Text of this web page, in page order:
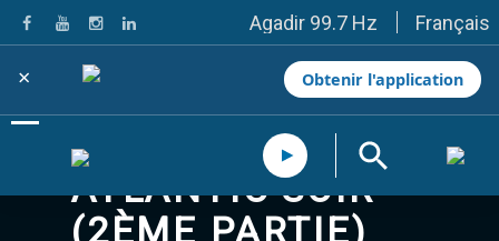
Agadir 99.7 Hz
Tanger 103.3 Hz
Tétouan 87.8 Hz
Fès 98.8 Hz
Meknès 97.2 Hz
El Jadida 97.3
Settat 104,6
Essaouira 96.6
Safi 92.3
Français
× Obtenir l'application
ATLANTIC SOIR
(2ÈME PARTIE)